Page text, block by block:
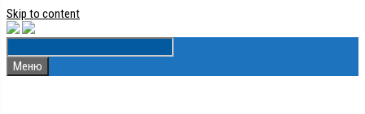
Skip to content
Меню